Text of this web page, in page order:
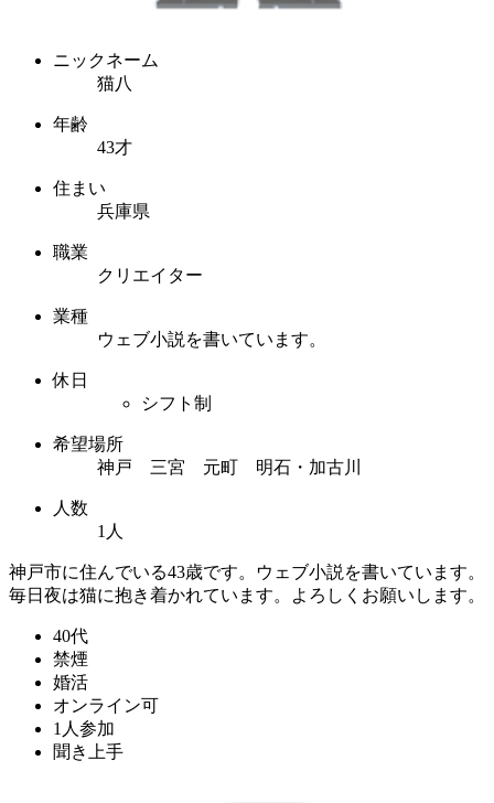
ニックネーム
猫八
年齢
43才
住まい
兵庫県
職業
クリエイター
業種
ウェブ小説を書いています。
休日
シフト制
希望場所
神戸 三宮 元町 明石・加古川
人数
1人
神戸市に住んでいる43歳です。ウェブ小説を書いています。
毎日夜は猫に抱き着かれています。よろしくお願いします。
40代
禁煙
婚活
オンライン可
1人参加
聞き上手